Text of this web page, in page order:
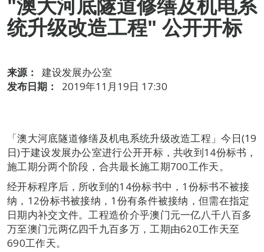
统升级改造工程" 公开开标
来源：
建设发展办公室
发布日期：
2019年11月19日 17:30
「澳大河底隧道修缮及机电系统升级改造工程」今日(19
日)于建设发展办公室进行公开开标，共收到14份标书，
施工期分两个阶段，合共最长施工期700工作天。
经开标程序后，所收到的14份标书中，1份标书不被接
纳，12份标书被接纳，1份有条件被接纳，但需在指定
日期内补交文件。工程造价介乎澳门元一亿八千八百多
万至澳门元两亿四千九百多万，工期由620工作天至
690工作天。